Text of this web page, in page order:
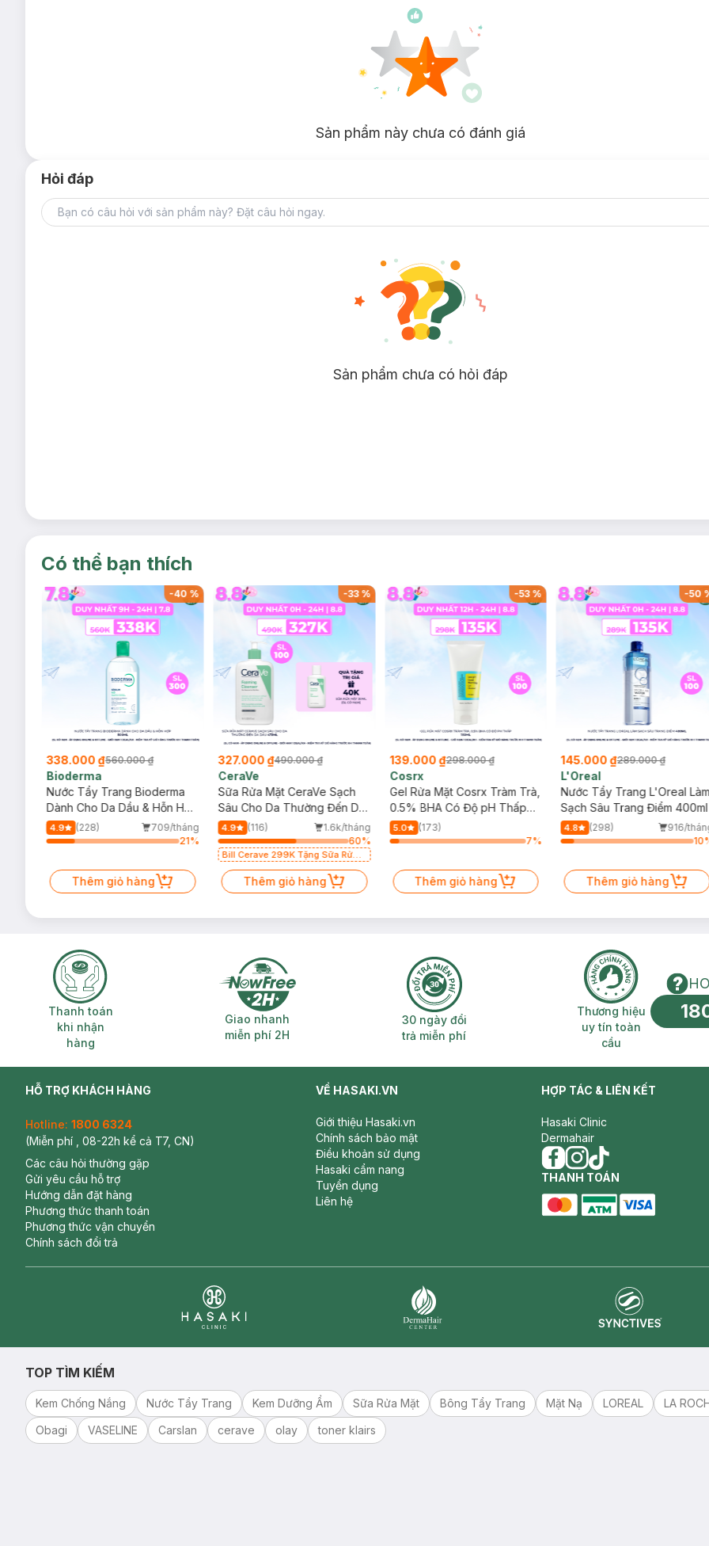
Sản phẩm này chưa có đánh giá
Hỏi đáp
Sản phẩm chưa có hỏi đáp
Có thể bạn thích
-40 %
338.000 ₫560.000 ₫
Bioderma
Nước Tẩy Trang Bioderma
Dành Cho Da Dầu & Hỗn Hợp
500ml
4.9 (228)
709/tháng
21%
Thêm giỏ hàng
-33%
327.000 ₫490.000 ₫
CeraVe
Sữa Rửa Mặt CeraVe Sạch
Sâu Cho Da Thường Đến Da
Dầu 473ml
4.9 (116)
1.6k/tháng
60%
Bill Cerave 299K Tặng Sữa Rửa
Thêm giỏ hàng
-53%
139.000 ₫298.000 ₫
Cosrx
Gel Rửa Mặt Cosrx Tràm Trà,
0.5% BHA Có Độ pH Thấp
150ml
5.0
(173)
7%
Thêm giỏ hàng
-50
145.000 ₫289.000 ₫
L'Oreal
Nước Tẩy Trang L'Oreal Làm
Sạch Sâu Trang Điểm 400ml
4.8 (298)
916/
10
Thêm giỏ hàng
Thanh toán khi nhận hàng
Thanh toán
khi nhận
hàng
Giao nhanh miễn phí 2H
Giao nhanh
miễn phí 2H
30 ngày đổi trả miễn phí
30 ngày đổi
trả miễn phí
Thương hiệu uy
Thương hiệu
uy tín toàn
cầu
HỖ TRỢ KHÁCH HÀNG
Hotline: 1800 6324
(Miễn phí , 08-22h kể cả T7, CN)
Các câu hỏi thường gặp
Gửi yêu cầu hỗ trợ
Hướng dẫn đặt hàng
Phương thức thanh toán
Phương thức vận chuyển
Chính sách đổi trả
VỀ HASAKI.VN
Giới thiệu Hasaki.vn
Chính sách bảo mật
Điều khoản sử dụng
Hasaki cẩm nang
Tuyển dụng
Liên hệ
HỢP TÁC & LIÊN KẾT
Hasaki Clinic
Dermahair
facebook
instagram
tiktok
THANH TOÁN
TOP TÌM KIẾM
Kem Chống Nắng Nước Tẩy Trang Kem Dưỡng Ẩm Sữa Rửa Mặt Bông Tẩy Trang Mặt Nạ LOREAL LA
Obagi
VASELINE Carslan cerave olay toner klairs